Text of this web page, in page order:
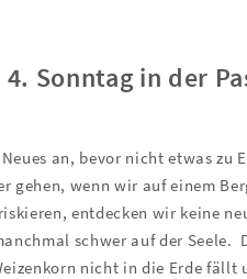
4. Sonntag in der
an, bevor nicht etwas zu
gehen, wenn wir auf einem
entdecken wir keine
schwer auf der Seele.
nicht in die Erde